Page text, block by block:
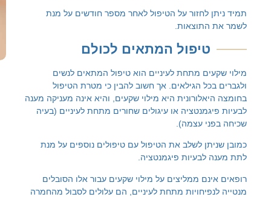
לחזור על הטיפול לאחר מספר חודשים על מנת
טיפול המתאים לכולם
מתחת לעיניים הוא טיפול המתאים לנשים
הגילאים. אך חשוב להבין כי מטרת הטיפול
היא מילוי שקעים, והיא אינה מעניקה מענה
או עיגולים שחורים מתחת לעיניים (בעיה
עצמה).
לשלב את הטיפול עם טיפולים נוספים על מנת
פיגמנטציה.
ממליצים על מילוי שקעים עבור אלו הסובלים
מתחת לעיניים, הם עלולים לסבול מהחמרה